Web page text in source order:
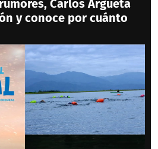
Carlos Argueta
y conoce por cuánto